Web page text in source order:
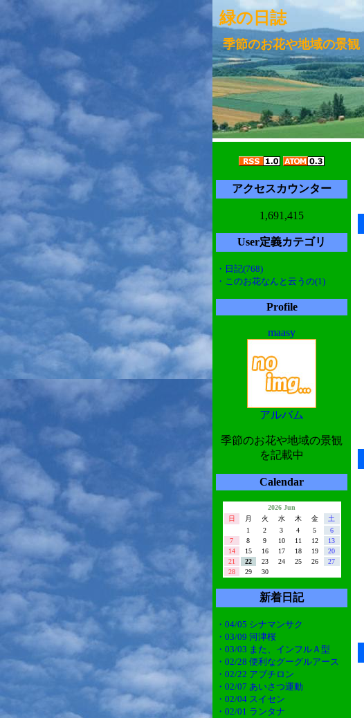
緑の日誌
季節のお花や地域の景観
アクセスカウンター
1,691,415
User定義カテゴリ
・日記(768)
・このお花なんと云うの(1)
Profile
maasy
アルバム
季節のお花や地域の景観
を記載中
Calendar
2026 Jun
日
月 火 水 木 金
土
1
2 3 4 5
6
7
8 9 10 11 12
13
14
15 16 17 18 19
20
21
22 23 24 25 26
27
28
29 30
新着日記
・04/05 シナマンサク
・03/09 河津桜
・03/03 また、インフルＡ型
・02/28 便利なグーグルアース
・02/22 アブチロン
・02/07 あいさつ運動
・02/04 スイセン
・02/01 ランタナ